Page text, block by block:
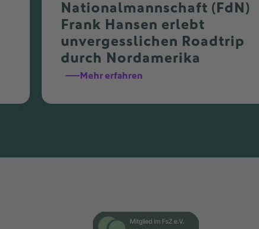
Nationalmannschaft (FdN)
Frank Hansen erlebt
unvergesslichen Roadtrip
durch Nordamerika
Mehr erfahren